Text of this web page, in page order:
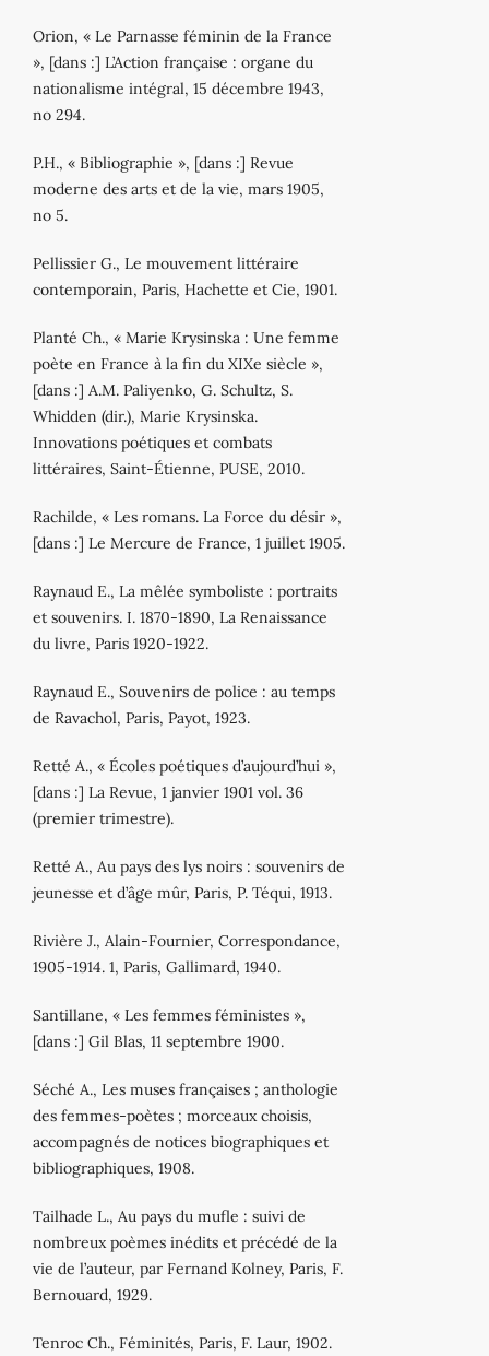
Orion, « Le Parnasse féminin de la France
», [dans :] L’Action française : organe du
nationalisme intégral, 15 décembre 1943,
no 294.
P.H., « Bibliographie », [dans :] Revue
moderne des arts et de la vie, mars 1905,
no 5.
Pellissier G., Le mouvement littéraire
contemporain, Paris, Hachette et Cie, 1901.
Planté Ch., « Marie Krysinska : Une femme
poète en France à la fin du XIXe siècle »,
[dans :] A.M. Paliyenko, G. Schultz, S.
Whidden (dir.), Marie Krysinska.
Innovations poétiques et combats
littéraires, Saint‐Étienne, PUSE, 2010.
Rachilde, « Les romans. La Force du désir »,
[dans :] Le Mercure de France, 1 juillet 1905.
Raynaud E., La mêlée symboliste : portraits
et souvenirs. I. 1870‐1890, La Renaissance
du livre, Paris 1920‐1922.
Raynaud E., Souvenirs de police : au temps
de Ravachol, Paris, Payot, 1923.
Retté A., « Écoles poétiques d’aujourd’hui »,
[dans :] La Revue, 1 janvier 1901 vol. 36
(premier trimestre).
Retté A., Au pays des lys noirs : souvenirs de
jeunesse et d’âge mûr, Paris, P. Téqui, 1913.
Rivière J., Alain‐Fournier, Correspondance,
1905‐1914. 1, Paris, Gallimard, 1940.
Santillane, « Les femmes féministes »,
[dans :] Gil Blas, 11 septembre 1900.
Séché A., Les muses françaises ; anthologie
des femmes‐poètes ; morceaux choisis,
accompagnés de notices biographiques et
bibliographiques, 1908.
Tailhade L., Au pays du mufle : suivi de
nombreux poèmes inédits et précédé de la
vie de l’auteur, par Fernand Kolney, Paris, F.
Bernouard, 1929.
Tenroc Ch., Féminités, Paris, F. Laur, 1902.